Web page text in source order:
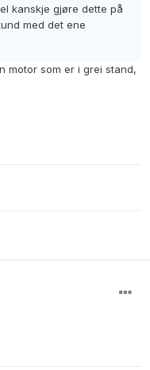
kanskje gjøre dette på
med det ene
motor som er i grei stand,